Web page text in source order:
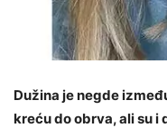
Dužina je negde
kreću do obrva, ali su i